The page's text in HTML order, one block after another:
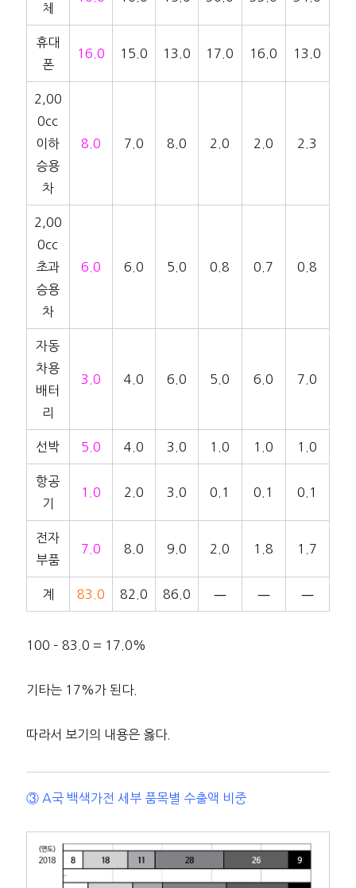
체
휴대
폰
16.0 15.0 13.0 17.0 16.0 13.0
2,00
0cc
이하
승용
차
8.0 7.0 8.0 2.0 2.0 2.3
2,00
0cc
초과
승용
차
6.0 6.0 5.0 0.8 0.7 0.8
자동
차용
배터
리
3.0 4.0 6.0 5.0 6.0 7.0
선박 5.0 4.0 3.0 1.0 1.0 1.0
항공
기
1.0 2.0 3.0 0.1 0.1 0.1
전자
부품
7.0 8.0 9.0 2.0 1.8 1.7
계 83.0 82.0 86.0 ― ― ―
100 – 83.0 = 17.0%
기타는 17%가 된다.
따라서 보기의 내용은 옳다.
③ A국 백색가전 세부 품목별 수출액 비중